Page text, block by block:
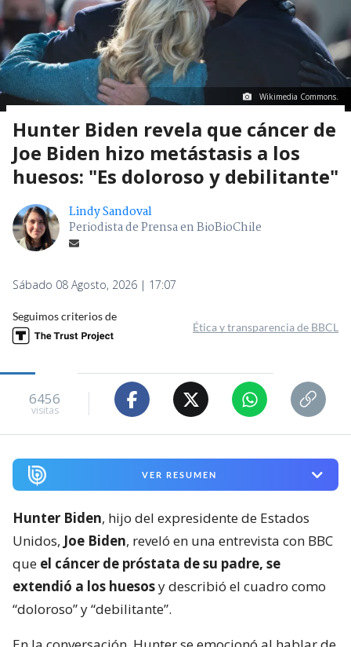
Wikimedia Commons.
Hunter Biden revela que cáncer de
Joe Biden hizo metástasis a los
huesos: "Es doloroso y debilitante"
Lindy Sandoval
Periodista de Prensa en BioBioChile
Sábado 08 Agosto, 2026 | 17:07
Seguimos criterios de
Ética y transparencia de BBCL
6456
visitas
VER RESUMEN
Hunter Biden, hijo del expresidente de Estados
Unidos, Joe Biden, reveló en una entrevista con BBC
que el cáncer de próstata de su padre, se
extendió a los huesosy describió el cuadro como
“doloroso” y “debilitante”.